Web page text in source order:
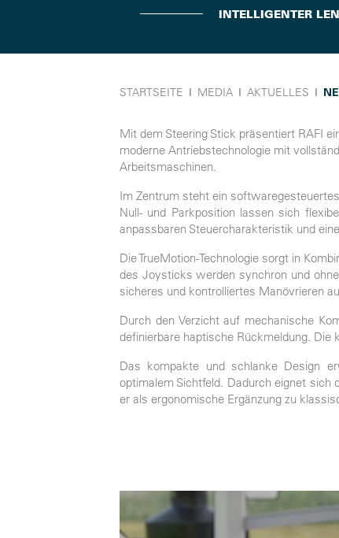
INTELLIGENTER
STARTSEITE Ι MEDIA Ι AKTUELLES Ι
Mit dem Steering Stick präsentiert RAFI
moderne Antriebstechnologie mit
Arbeitsmaschinen.
Im Zentrum steht ein
Null- und Parkposition lassen sich
anpassbaren Steuercharakteristik und
Die TrueMotion-Technologie sorgt in
des Joysticks werden synchron und
sicheres und kontrolliertes Manövrieren
Durch den Verzicht auf mechanische
definierbare haptische Rückmeldung. Die
Das kompakte und schlanke Design
optimalem Sichtfeld. Dadurch eignet sich
er als ergonomische Ergänzung zu